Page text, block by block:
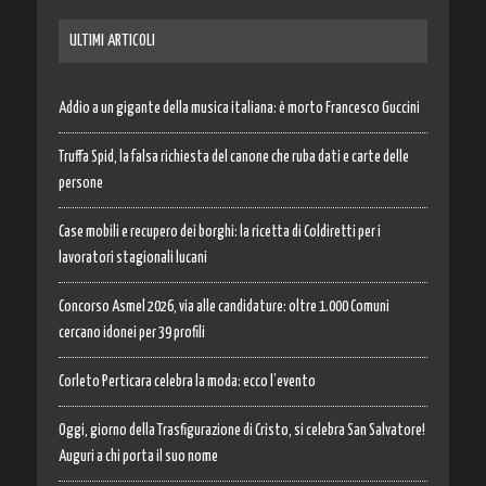
ULTIMI ARTICOLI
Addio a un gigante della musica italiana: è morto Francesco Guccini
Truffa Spid, la falsa richiesta del canone che ruba dati e carte delle
persone
Case mobili e recupero dei borghi: la ricetta di Coldiretti per i
lavoratori stagionali lucani
Concorso Asmel 2026, via alle candidature: oltre 1.000 Comuni
cercano idonei per 39 profili
Corleto Perticara celebra la moda: ecco l’evento
Oggi, giorno della Trasfigurazione di Cristo, si celebra San Salvatore!
Auguri a chi porta il suo nome